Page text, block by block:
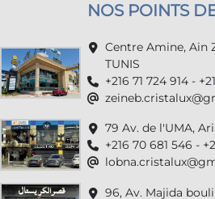
NOS POINTS
Centre Amine, Ain
TUNIS
+216 71 724 914 -
79 Av. de l'UMA,
+216 70 681 546 -
96, Av. Majida